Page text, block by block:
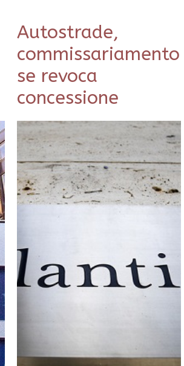
Autostrade,
commissariamento
se revoca
concessione